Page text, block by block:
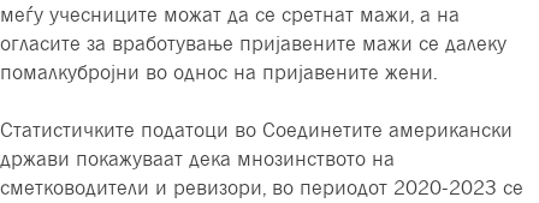
меѓу учесниците можат да се сретнат мажи, а на
огласите за вработување пријавените мажи се далеку
помалкубројни во однос на пријавените жени.
Статистичките податоци во Соединетите американски
држави покажуваат дека мнозинството на
сметководители и ревизори, во периодот 2020-2023 се